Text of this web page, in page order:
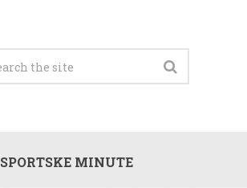
SPORTSKE MINUTE